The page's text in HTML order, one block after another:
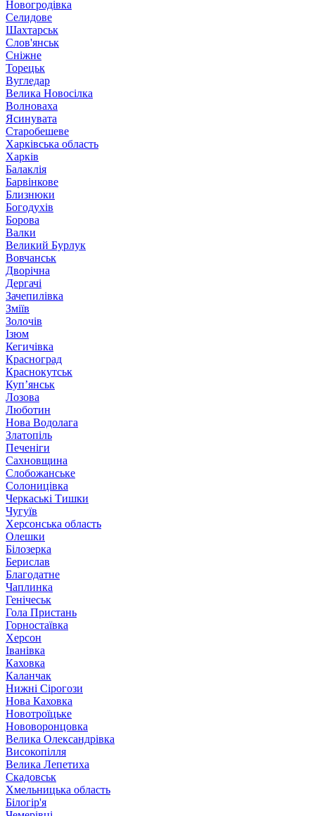
Новогродівка
Селидове
Шахтарськ
Слов'янськ
Сніжне
Торецьк
Вугледар
Велика Новосілка
Волноваха
Ясинувата
Старобешеве
Харківська область
Харків
Балаклія
Барвінкове
Близнюки
Богодухів
Борова
Валки
Великий Бурлук
Вовчанськ
Дворічна
Дергачі
Зачепилівка
Зміїв
Золочів
Ізюм
Кегичівка
Красноград
Краснокутськ
Куп’янськ
Лозова
Люботин
Нова Водолага
Златопіль
Печеніги
Сахновщина
Слобожанське
Солоницівка
Черкаські Тишки
Чугуїв
Херсонська область
Олешки
Білозерка
Берислав
Благодатне
Чаплинка
Генічеськ
Гола Пристань
Горностаївка
Херсон
Іванівка
Каховка
Каланчак
Нижні Сірогози
Нова Каховка
Новотроїцьке
Нововоронцовка
Велика Олександрівка
Високопілля
Велика Лепетиха
Скадовськ
Хмельницька область
Білогір'я